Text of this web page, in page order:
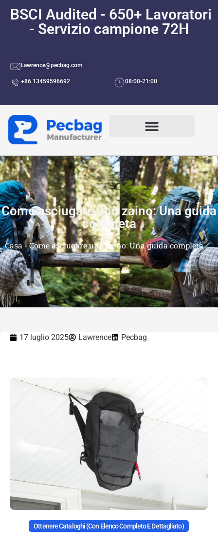
BSCI Audited - 650+ Lavoratori
- Servizio campione 72H
Lawrence@pecbag.com
+86 13459596692 08:00-21:00
Come asciugare uno zaino: Una guida
completa
Casa-Come asciugare uno zaino: Una guida completa
17 luglio 2025 Lawrence Pecbag
Ottenere Cataloghi (con Elenco Completo E Dettagliato)